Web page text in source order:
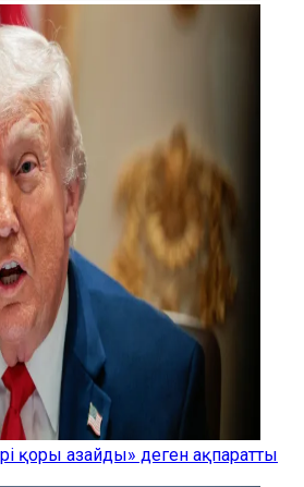
қоры азайды» деген ақпаратты